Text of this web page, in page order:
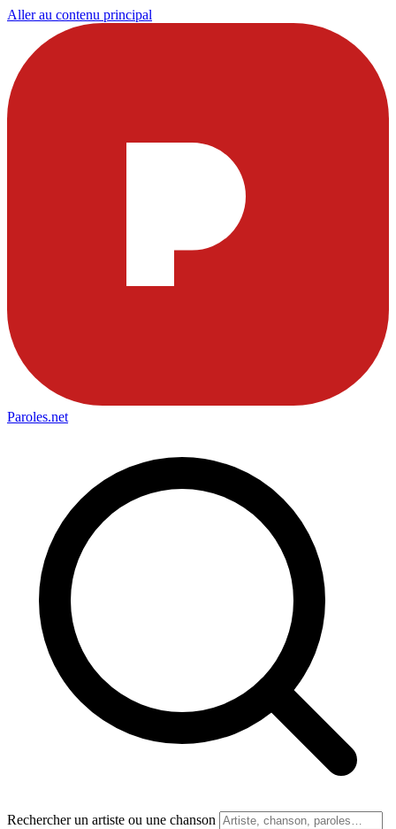
Aller au contenu principal
Paroles.net
Rechercher un artiste ou une chanson